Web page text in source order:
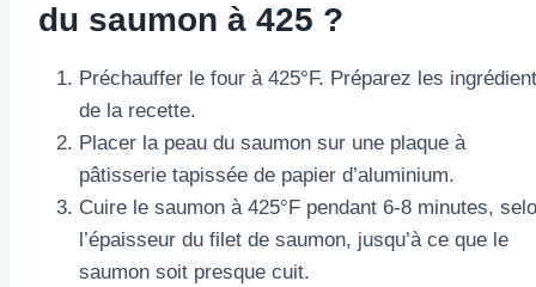
du saumon à 425 ?
Préchauffer le four à 425°F. Préparez les
de la recette.
Placer la peau du saumon sur une plaque à
pâtisserie tapissée de papier d’aluminium.
Cuire le saumon à 425°F pendant 6-8 minutes,
l’épaisseur du filet de saumon, jusqu’à ce que le
saumon soit presque cuit.